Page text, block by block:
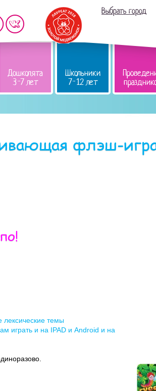
Выбрать город
Дошколята
3-7 лет
Школьники
7-12 лет
флэш-
лексические темы
играть и на IPAD и Android и на